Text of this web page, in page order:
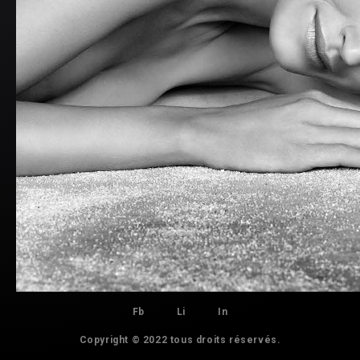
Fb Li In
Copyright © 2022 tous droits réservés.